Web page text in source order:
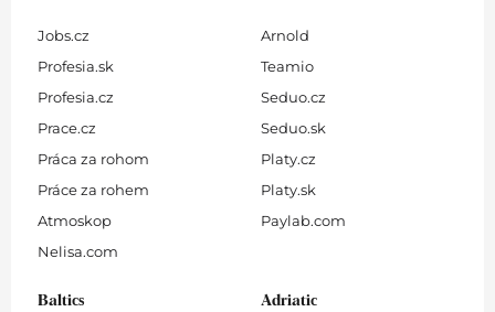
Jobs.cz
Profesia.sk
Profesia.cz
Prace.cz
Práca za rohom
Práce za rohem
Atmoskop
Nelisa.com
Arnold
Teamio
Seduo.cz
Seduo.sk
Platy.cz
Platy.sk
Paylab.com
Baltics Adriatic